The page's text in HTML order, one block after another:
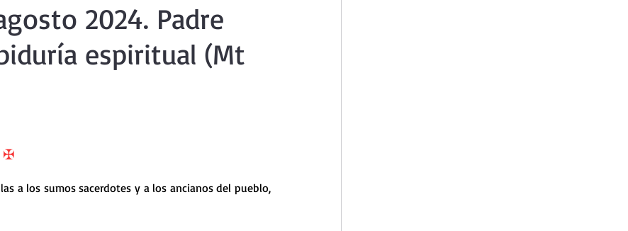
y Coronilla Oraciones Eucarísticas
breves
2024. Padre
espiritual (Mt
✠
a los sumos sacerdotes y a los ancianos del pueblo,